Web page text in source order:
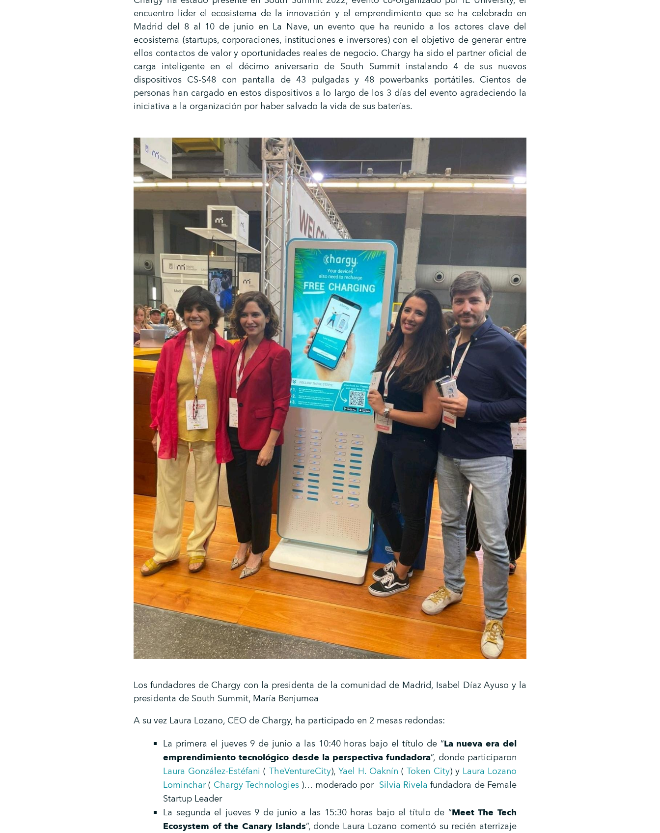
encuentro líder el ecosistema de la innovación y el emprendimiento que se ha celebrado en
Madrid del 8 al 10 de junio en La Nave, un evento que ha reunido a los actores clave del
ecosistema (startups, corporaciones, instituciones e inversores) con el objetivo de generar entre
ellos contactos de valor y oportunidades reales de negocio. Chargy ha sido el partner oficial de
carga inteligente en el décimo aniversario de South Summit instalando 4 de sus nuevos
dispositivos CS-S48 con pantalla de 43 pulgadas y 48 powerbanks portátiles. Cientos de
personas han cargado en estos dispositivos a lo largo de los 3 días del evento agradeciendo la
iniciativa a la organización por haber salvado la vida de sus baterías.
Los fundadores de Chargy con la presidenta de la comunidad de Madrid, Isabel Díaz Ayuso y la
presidenta de South Summit, María Benjumea
A su vez Laura Lozano, CEO de Chargy, ha participado en 2 mesas redondas:
La primera el jueves 9 de junio a las 10:40 horas bajo el título de “La nueva era del
emprendimiento tecnológico desde la perspectiva fundadora”, donde participaron
Laura González-Estéfani ( TheVentureCity), Yael H. Oaknín (Token City) y Laura Lozano
Lominchar( Chargy Technologies )… moderado por Silvia Rivela fundadora de Female
Startup Leader
La segunda el jueves 9 de junio a las 15:30 horas bajo el título de “Meet The Tech
Ecosystem of the Canary Islands”, donde Laura Lozano comentó su recién aterrizaje